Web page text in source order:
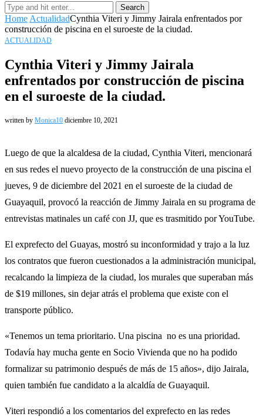
Search
Home ActualidadCynthia Viteri y Jimmy Jairala enfrentados por
construcción de piscina en el suroeste de la ciudad.
ACTUALIDAD
Cynthia Viteri y Jimmy Jairala
enfrentados por construcción de piscina
en el suroeste de la ciudad.
written by Monica10 diciembre 10, 2021
Luego de que la alcaldesa de la ciudad, Cynthia Viteri, mencionará
en sus redes el nuevo proyecto de la construcción de una piscina el
jueves, 9 de diciembre del 2021 en el suroeste de la ciudad de
Guayaquil, provocó la reacción de Jimmy Jairala en su programa de
entrevistas matinales un café con JJ, que es trasmitido por YouTube.
El exprefecto del Guayas, mostró su inconformidad y trajo a la luz
los contratos que fueron cuestionados a la administración municipal,
recalcando la limpieza de la ciudad, los murales que superaban más
de $19 millones, sin dejar atrás el problema que existe con el
transporte público.
«Tenemos un tema prioritario. Una piscina no es una prioridad.
Todavía hay mucha gente en Socio Vivienda que no ha podido
formalizar su patrimonio después de más de 15 años», dijo Jairala,
quien también fue candidato a la alcaldía de Guayaquil.
Viteri respondió a los comentarios del exprefecto en las redes